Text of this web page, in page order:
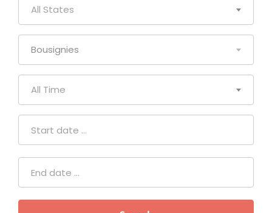
All States
Bousignies
All Time